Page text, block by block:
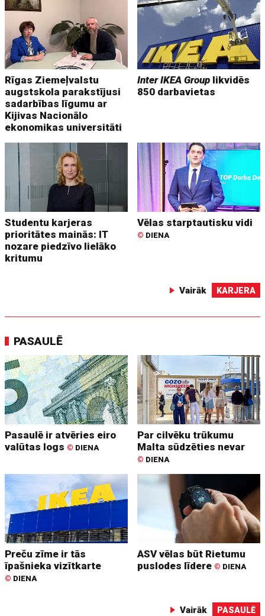
Rīgas Ziemeļvalstu
augstskola parakstījusi
sadarbības līgumu ar
Kijivas Nacionālo
ekonomikas universitāti
Inter IKEA Group likvidēs
850 darbavietas
Studentu karjeras
prioritātes mainās: IT
nozare piedzīvo lielāko
kritumu
Vēlas starptautisku vidi
© DIENA
Vairāk KARJERA
PASAULĒ
Pasaulē ir atvēries eiro
valūtas logs © DIENA
Par cilvēku trūkumu
Malta sūdzēties nevar
© DIENA
Preču zīme ir tās
īpašnieka vizītkarte
© DIENA
ASV vēlas būt Rietumu
puslodes līdere © DIENA
Vairāk PASAULĒ